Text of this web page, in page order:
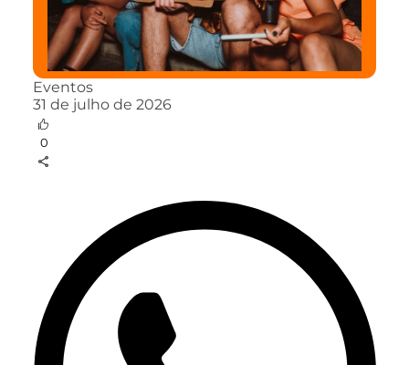
Eventos
31 de julho de 2026
0